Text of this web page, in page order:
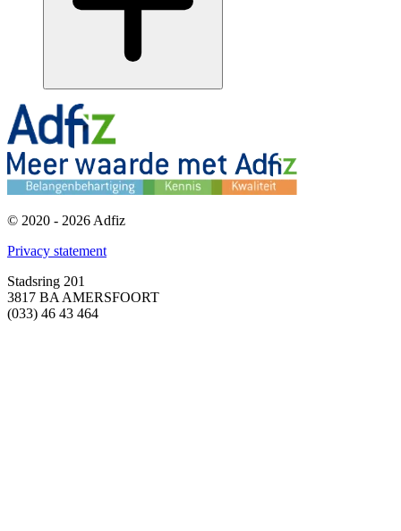
© 2020 - 2026 Adfiz
Privacy statement
Stadsring 201
3817 BA AMERSFOORT
(033) 46 43 464